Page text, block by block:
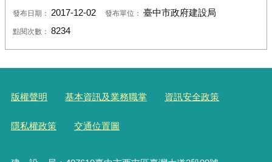
發布日期： 2017-12-02 發布單位： 臺中市政府建設局
點閱次數： 8234
版權聲明 基本資訊及業務職掌 資訊安全政策
隱私權政策 交通位置圖